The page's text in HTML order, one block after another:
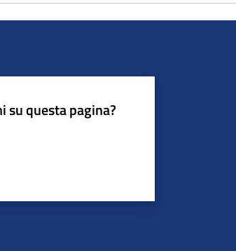
su questa pagina?